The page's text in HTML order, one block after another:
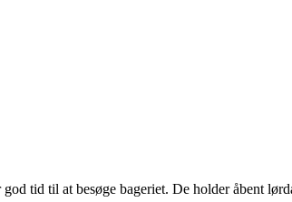
tid til at besøge bageriet. De holder åbent